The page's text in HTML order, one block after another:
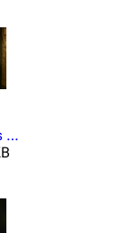
SG1 5x01 Jaffa vs Replikatoren.jpg